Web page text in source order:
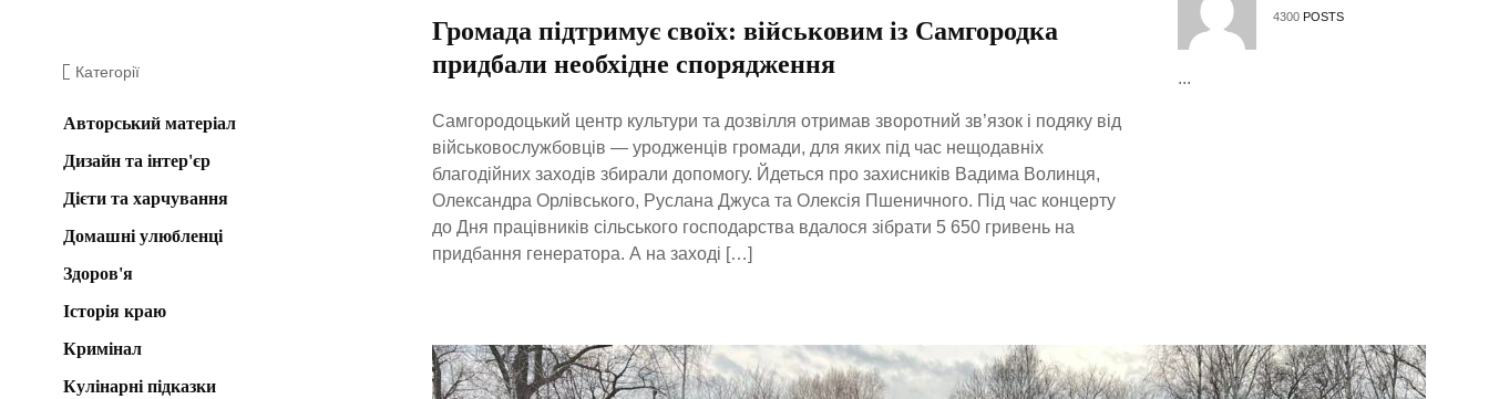
Громада підтримує своїх: військовим із Самгородка
придбали необхідне спорядження
Самгородоцький центр культури та дозвілля отримав зворотний зв’язок і подяку від
військовослужбовців — уродженців громади, для яких під час нещодавніх
благодійних заходів збирали допомогу. Йдеться про захисників Вадима Волинця,
Олександра Орлівського, Руслана Джуса та Олексія Пшеничного. Під час концерту
до Дня працівників сільського господарства вдалося зібрати 5 650 гривень на
придбання генератора. А на заході […]
4300 POSTS
...
Категорії
Авторський матеріал
Дизайн та інтер'єр
Дієти та харчування
Домашні улюбленці
Здоров'я
Історія краю
Кримінал
Кулінарні підказки